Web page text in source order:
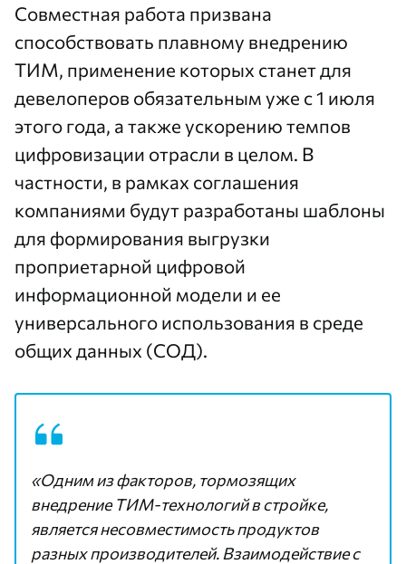
Совместная работа призвана
способствовать плавному внедрению
ТИМ, применение которых станет для
девелоперов обязательным уже с 1 июля
этого года, а также ускорению темпов
цифровизации отрасли в целом. В
частности, в рамках соглашения
компаниями будут разработаны шаблоны
для формирования выгрузки
проприетарной цифровой
информационной модели и ее
универсального использования в среде
общих данных (СОД).
«Одним из факторов, тормозящих
внедрение ТИМ-технологий в стройке,
является несовместимость продуктов
разных производителей. Взаимодействие с